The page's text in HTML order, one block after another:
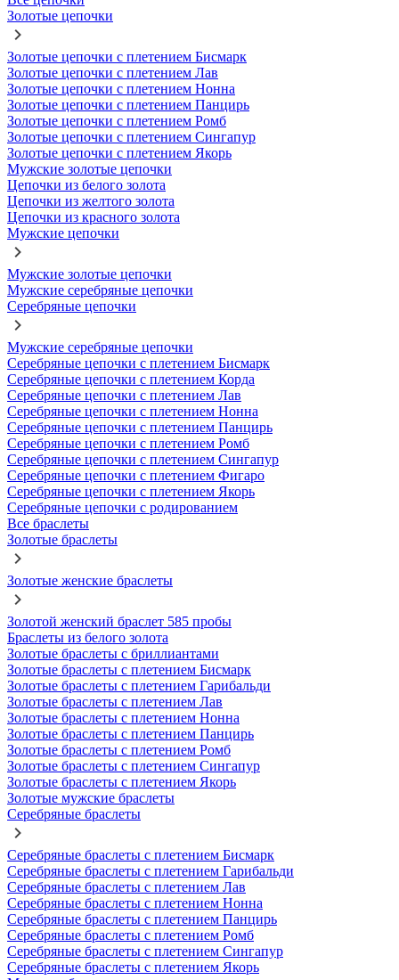
Золотые цепочки
Золотые цепочки с плетением Бисмарк
Золотые цепочки с плетением Лав
Золотые цепочки с плетением Нонна
Золотые цепочки с плетением Панцирь
Золотые цепочки с плетением Ромб
Золотые цепочки с плетением Сингапур
Золотые цепочки с плетением Якорь
Мужские золотые цепочки
Цепочки из белого золота
Цепочки из желтого золота
Цепочки из красного золота
Мужские цепочки
Мужские золотые цепочки
Мужские серебряные цепочки
Серебряные цепочки
Мужские серебряные цепочки
Серебряные цепочки с плетением Бисмарк
Серебряные цепочки с плетением Корда
Серебряные цепочки с плетением Лав
Серебряные цепочки с плетением Нонна
Серебряные цепочки с плетением Панцирь
Серебряные цепочки с плетением Ромб
Серебряные цепочки с плетением Сингапур
Серебряные цепочки с плетением Фигаро
Серебряные цепочки с плетением Якорь
Серебряные цепочки с родированием
Все браслеты
Золотые браслеты
Золотые женские браслеты
Золотой женский браслет 585 пробы
Браслеты из белого золота
Золотые браслеты с бриллиантами
Золотые браслеты с плетением Бисмарк
Золотые браслеты с плетением Гарибальди
Золотые браслеты с плетением Лав
Золотые браслеты с плетением Нонна
Золотые браслеты с плетением Панцирь
Золотые браслеты с плетением Ромб
Золотые браслеты с плетением Сингапур
Золотые браслеты с плетением Якорь
Золотые мужские браслеты
Серебряные браслеты
Серебряные браслеты с плетением Бисмарк
Серебряные браслеты с плетением Гарибальди
Серебряные браслеты с плетением Лав
Серебряные браслеты с плетением Нонна
Серебряные браслеты с плетением Панцирь
Серебряные браслеты с плетением Ромб
Серебряные браслеты с плетением Сингапур
Серебряные браслеты с плетением Якорь